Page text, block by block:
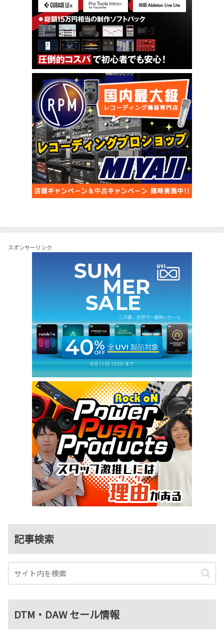
スポンサーリンク
記事検索
DTM・DAW セール情報